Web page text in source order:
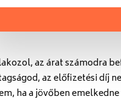
az árat számodra
az előfizetési díj
ha a jövőben emelkedne